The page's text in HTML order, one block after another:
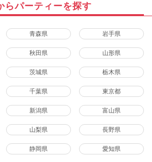
らパーティーを探す
青森県 岩手県
秋田県 山形県
茨城県 栃木県
千葉県 東京都
新潟県 富山県
山梨県 長野県
静岡県 愛知県